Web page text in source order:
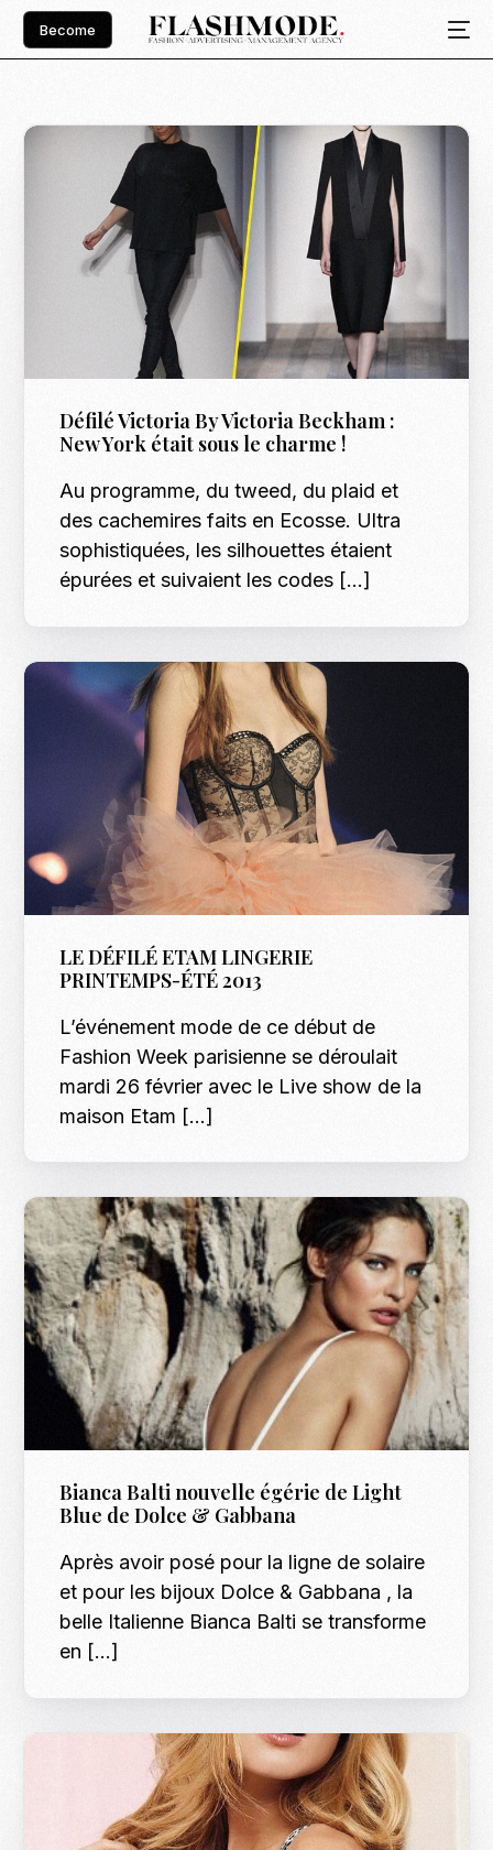
Become
Défilé Victoria By Victoria Beckham :
New York était sous le charme !
Au programme, du tweed, du plaid et
des cachemires faits en Ecosse. Ultra
sophistiquées, les silhouettes étaient
épurées et suivaient les codes […]
LE DÉFILÉ ETAM LINGERIE
PRINTEMPS-ÉTÉ 2013
L’événement mode de ce début de
Fashion Week parisienne se déroulait
mardi 26 février avec le Live show de la
maison Etam […]
Bianca Balti nouvelle égérie de Light
Blue de Dolce & Gabbana
Après avoir posé pour la ligne de solaire
et pour les bijoux Dolce & Gabbana , la
belle Italienne Bianca Balti se transforme
en […]